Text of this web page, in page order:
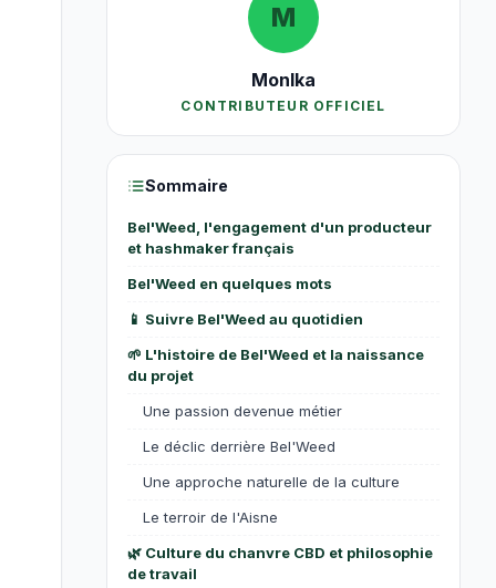
M
MonIka
CONTRIBUTEUR OFFICIEL
Sommaire
Bel'Weed, l'engagement d'un producteur
et hashmaker français
Bel'Weed en quelques mots
📱 Suivre Bel'Weed au quotidien
🌱 L'histoire de Bel'Weed et la naissance
du projet
Une passion devenue métier
Le déclic derrière Bel'Weed
Une approche naturelle de la culture
Le terroir de l'Aisne
🌿 Culture du chanvre CBD et philosophie
de travail